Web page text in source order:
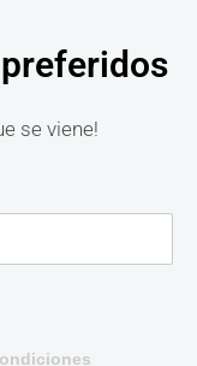
se viene!